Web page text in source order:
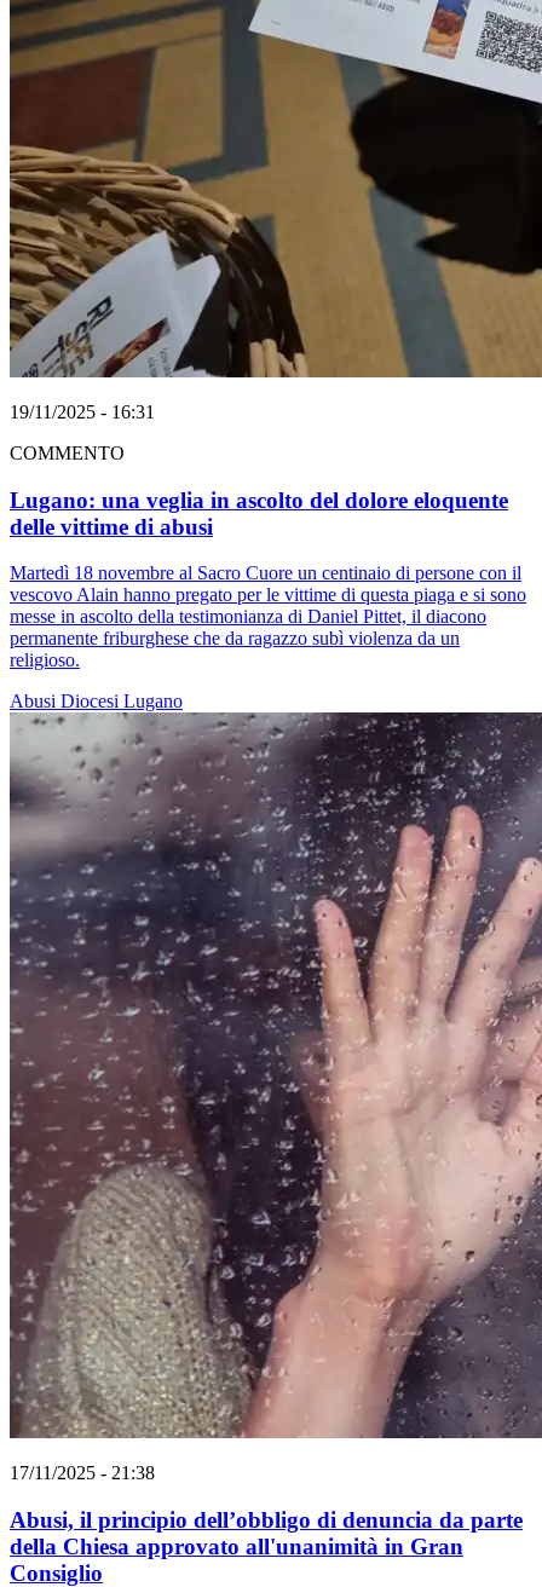
19/11/2025 - 16:31
COMMENTO
Lugano: una veglia in ascolto del dolore eloquente
delle vittime di abusi
Martedì 18 novembre al Sacro Cuore un centinaio di persone con il
vescovo Alain hanno pregato per le vittime di questa piaga e si sono
messe in ascolto della testimonianza di Daniel Pittet, il diacono
permanente friburghese che da ragazzo subì violenza da un
religioso.
Abusi Diocesi Lugano
17/11/2025 - 21:38
Abusi, il principio dell’obbligo di denuncia da parte
della Chiesa approvato all'unanimità in Gran
Consiglio